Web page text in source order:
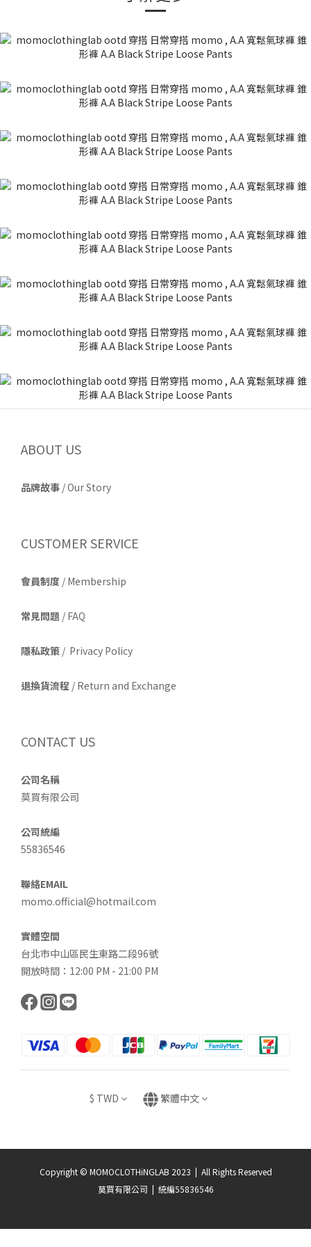
ABOUT US
品牌故事 /Our Story
CUSTOMER SERVICE
會員制度 / Membership
常見問題 / FAQ
隱私政策 / Privacy Policy
退換貨流程 / Return and Exchange
CONTACT US
公司名稱
莫買有限公司
公司統編
55836546
聯絡EMAIL
momo.official@hotmail.com
實體空間
台北市中山區民生東路二段96號
開放時間：12:00 PM - 21:00 PM
$ TWD 繁體中文
Copyright © MOMOCLOTHiNGLAB 2023 | All Rights Reserved
莫買有限公司 | 統編55836546